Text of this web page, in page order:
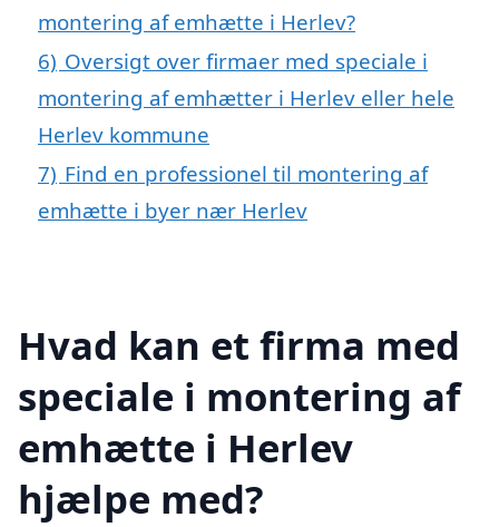
montering af emhætte i Herlev?
6) Oversigt over firmaer med speciale i
montering af emhætter i Herlev eller hele
Herlev kommune
7) Find en professionel til montering af
emhætte i byer nær Herlev
Hvad kan et firma med
speciale i montering af
emhætte i Herlev
hjælpe med?